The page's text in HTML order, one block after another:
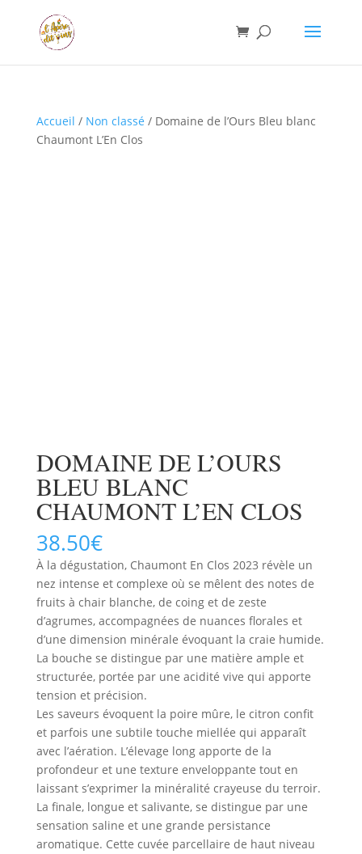
Accueil / Non classé / Domaine de l’Ours Bleu blanc
Chaumont L’En Clos
DOMAINE DE L’OURS
BLEU BLANC
CHAUMONT L’EN CLOS
38.50€
À la dégustation, Chaumont En Clos 2023 révèle un
nez intense et complexe où se mêlent des notes de
fruits à chair blanche, de coing et de zeste
d’agrumes, accompagnées de nuances florales et
d’une dimension minérale évoquant la craie humide.
La bouche se distingue par une matière ample et
structurée, portée par une acidité vive qui apporte
tension et précision.
Les saveurs évoquent la poire mûre, le citron confit
et parfois une subtile touche miellée qui apparaît
avec l’aération. L’élevage long apporte de la
profondeur et une texture enveloppante tout en
laissant s’exprimer la minéralité crayeuse du terroir.
La finale, longue et salivante, se distingue par une
sensation saline et une grande persistance
aromatique. Cette cuvée parcellaire de haut niveau